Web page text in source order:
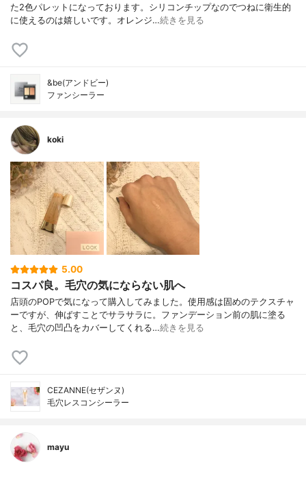
た2色パレットになっております。シリコンチップなのでつねに衛生的
に使えるのは嬉しいです。オレンジ…続きを見る
&be(アンドビー)
ファンシーラー
koki
5.00
コスパ良。毛穴の気にならない肌へ
店頭のPOPで気になって購入してみました。使用感は固めのテクスチャ
ーですが、伸ばすことでサラサラに。ファンデーション前の肌に塗る
と、毛穴の凹凸をカバーしてくれる…続きを見る
CEZANNE(セザンヌ)
毛穴レスコンシーラー
mayu